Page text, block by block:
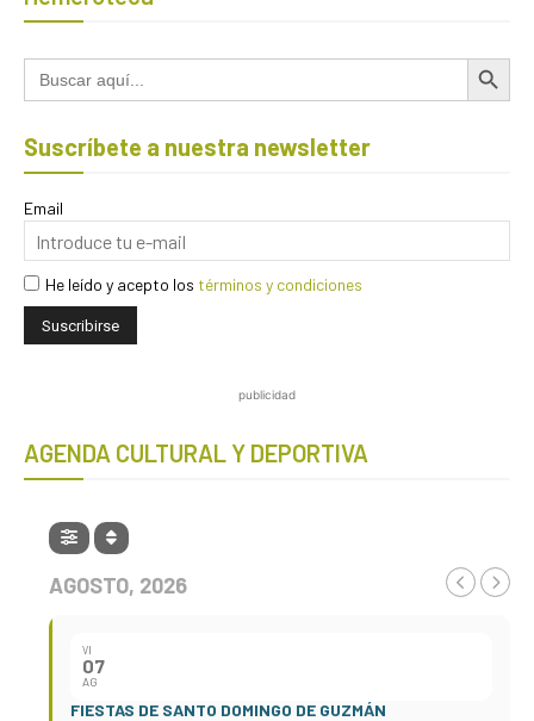
Buscar: Botón de
Suscríbete a nuestra newsletter
Email
He leído y acepto los términos y condiciones
publicidad
AGENDA CULTURAL Y DEPORTIVA
AGOSTO, 2026
VI
07
AG
FIESTAS DE SANTO DOMINGO DE GUZMÁN